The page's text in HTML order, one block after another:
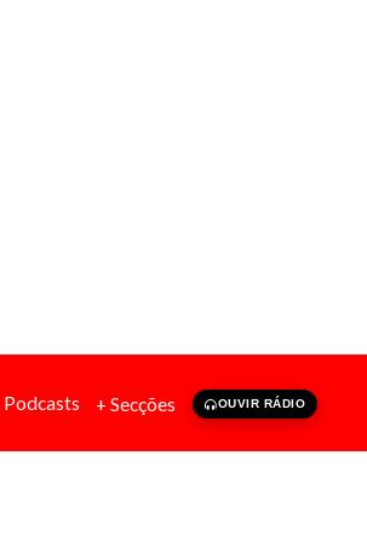
Podcasts + Secções OUVIR RÁDIO